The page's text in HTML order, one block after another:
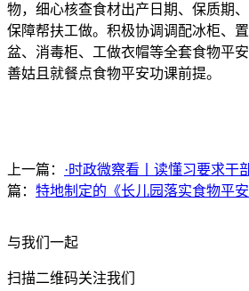
物，细心核查食材出产日期、保质期
保障帮扶工做。积极协调调配冰柜、
盆、消毒柜、工做衣帽等全套食物平
善姑且就餐点食物平安功课前提。
上一篇： ·时政微察看丨读懂习要求干
篇： 特地制定的《长儿园落实食物平
与我们一起
扫描二维码关注我们